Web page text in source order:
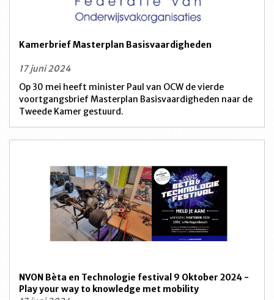
Kamerbrief Masterplan Basisvaardigheden
17 juni 2024
Op 30 mei heeft minister Paul van OCW de vierde
voortgangsbrief Masterplan Basisvaardigheden naar de
Tweede Kamer gestuurd.
NVON Bèta en Technologie festival 9 Oktober 2024 -
Play your way to knowledge met mobility